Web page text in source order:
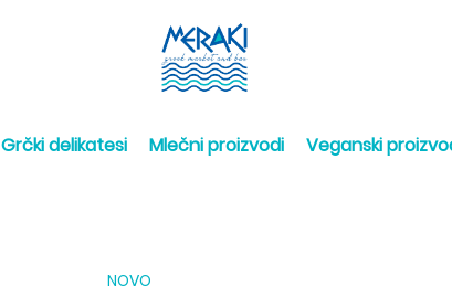
Grčki delikatesi Mlečni proizvodi Veganski
NOVO